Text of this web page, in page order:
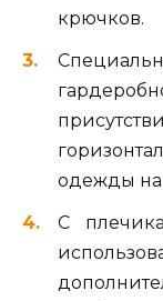
крючков.
одежды на
С